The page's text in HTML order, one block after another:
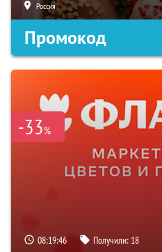
Россия
Промокод
-33%
08:19:45 Получили: 18